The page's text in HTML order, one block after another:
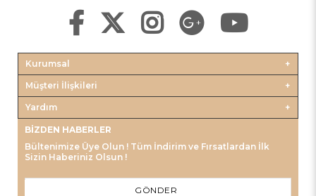
Kurumsal
Müşteri İlişkileri
Yardım
BIZDEN HABERLER
Bültenimize Üye Olun ! Tüm İndirim ve Fırsatlardan İlk
Sizin Haberiniz Olsun !
GÖNDER